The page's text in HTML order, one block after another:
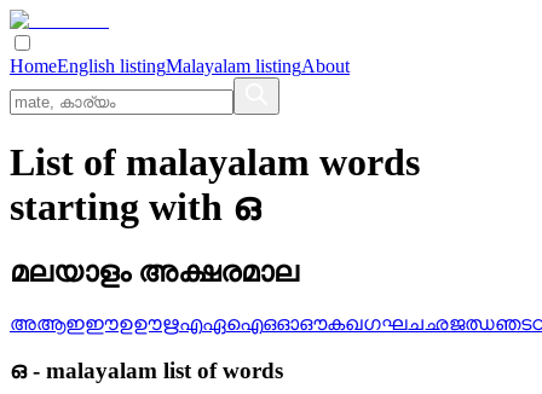
HomeEnglish listingMalayalam listingAbout
List of malayalam words
starting with ഒ
മലയാളം അക്ഷരമാല
അആഇഈഉഊഋഎഏഐഒഓഔകഖഗഘചഛജഝഞട
ഒ- malayalam list of words